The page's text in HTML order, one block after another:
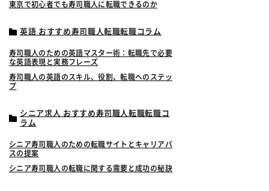
東京で初心者でも寿司職人に転職できるのか
英語 おすすめ寿司職人転職転職コラム
寿司職人のための英語マスター術：転職先で必要
な英語表現と実務フレーズ
寿司職人の英語のスキル、役割、転職へのステッ
プ
シニア求人 おすすめ寿司職人転職転職コ
ラム
シニア寿司職人のための転職サイトとキャリアパ
スの提案
シニア寿司職人の転職に関する需要と成功の秘訣